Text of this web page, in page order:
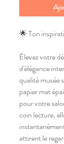
🌟 Ton
Élevez votre
d'élégance
qualité musée
papier mat
pour votre
coin lecture,
attirent le